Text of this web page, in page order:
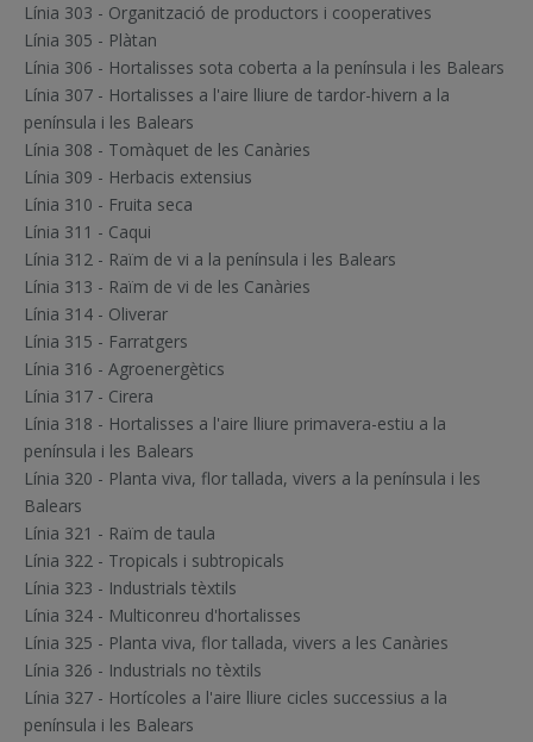
Línia 303 - Organització de productors i cooperatives
Línia 305 - Plàtan
Línia 306 - Hortalisses sota coberta a la península i les Balears
Línia 307 - Hortalisses a l'aire lliure de tardor-hivern a la
península i les Balears
Línia 308 - Tomàquet de les Canàries
Línia 309 - Herbacis extensius
Línia 310 - Fruita seca
Línia 311 - Caqui
Línia 312 - Raïm de vi a la península i les Balears
Línia 313 - Raïm de vi de les Canàries
Línia 314 - Oliverar
Línia 315 - Farratgers
Línia 316 - Agroenergètics
Línia 317 - Cirera
Línia 318 - Hortalisses a l'aire lliure primavera-estiu a la
península i les Balears
Línia 320 - Planta viva, flor tallada, vivers a la península i les
Balears
Línia 321 - Raïm de taula
Línia 322 - Tropicals i subtropicals
Línia 323 - Industrials tèxtils
Línia 324 - Multiconreu d'hortalisses
Línia 325 - Planta viva, flor tallada, vivers a les Canàries
Línia 326 - Industrials no tèxtils
Línia 327 - Hortícoles a l'aire lliure cicles successius a la
península i les Balears